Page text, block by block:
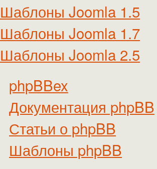
Шаблоны Joomla 1.5
Шаблоны Joomla 1.7
Шаблоны Joomla 2.5
phpBBex
Документация phpBB
Статьи о phpBB
Шаблоны phpBB